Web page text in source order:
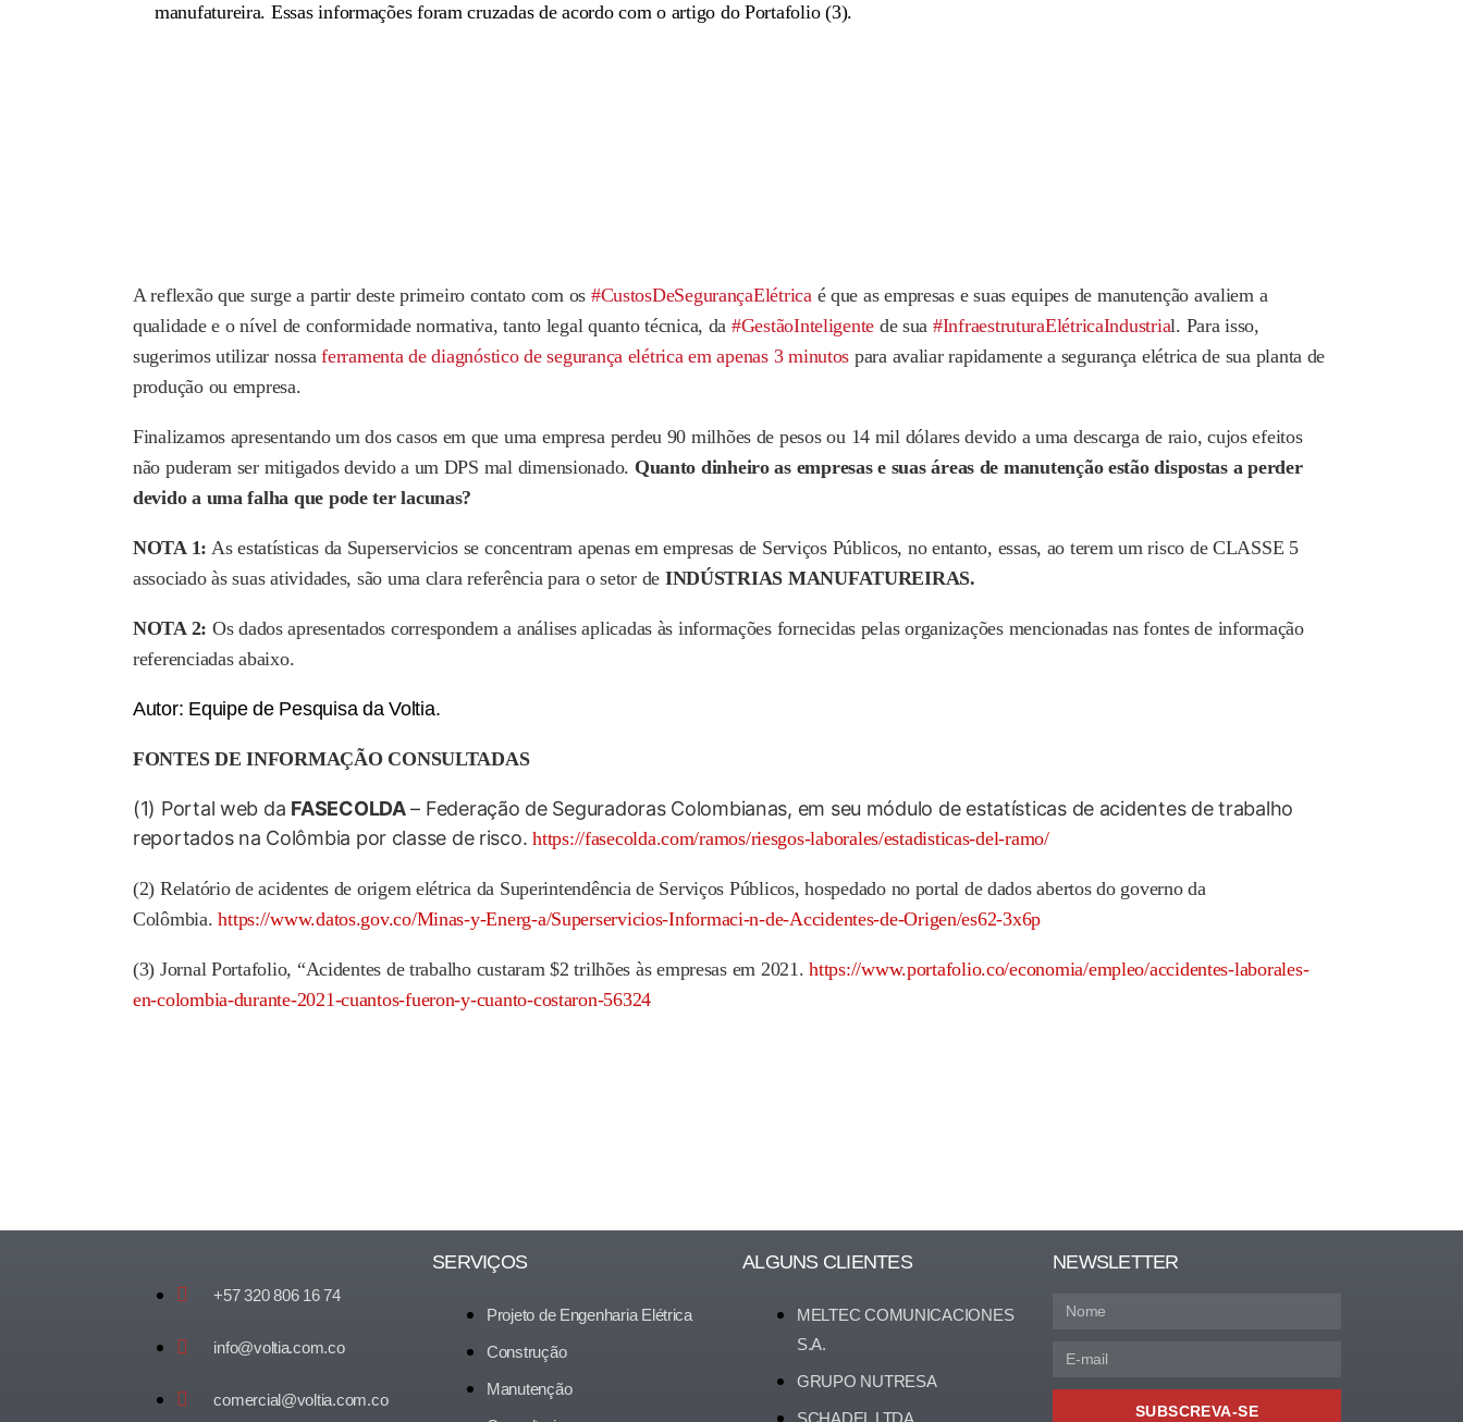
manufatureira. Essas informações foram cruzadas de acordo com o artigo do Portafolio (3).
A reflexão que surge a partir deste primeiro contato com os #CustosDeSegurançaElétricaé que as empresas e suas equipes de manutenção avaliem a
qualidade e o nível de conformidade normativa, tanto legal quanto técnica, da #GestãoInteligente de sua #InfraestruturaElétricaIndustrial. Para isso,
sugerimos utilizar nossaferramenta de diagnóstico de segurança elétrica em apenas 3 minutos para avaliar rapidamente a segurança elétricade sua planta de
produção ou empresa.
Finalizamos apresentando um dos casos em que uma empresa perdeu 90 milhões de pesos ou 14 mil dólares devido a uma descarga de raio, cujos efeitos
não puderam ser mitigados devido a um DPS mal dimensionado. Quanto dinheiro as empresas e suas áreas de manutenção estão dispostas a perder
devido a uma falha que pode ter lacunas?
NOTA 1: As estatísticas da Superservicios se concentram apenas em empresas de Serviços Públicos, no entanto, essas, ao terem um risco de CLASSE 5
associado às suas atividades, são uma clara referência para o setor de INDÚSTRIAS MANUFATUREIRAS.
NOTA 2: Os dados apresentados correspondem a análises aplicadas às informações fornecidas pelas organizações mencionadas nas fontes de informação
referenciadas abaixo.
Autor: Equipe de Pesquisa da Voltia.
FONTES DE INFORMAÇÃO CONSULTADAS
(1) Portal web da FASECOLDA– Federação de Seguradoras Colombianas, em seu módulo de estatísticas de acidentes de trabalho
reportados na Colômbia por classe de risco. https://fasecolda.com/ramos/riesgos-laborales/estadisticas-del-ramo/
(2) Relatório de acidentes de origem elétrica da Superintendência de Serviços Públicos, hospedado no portal de dados abertos do governo da
Colômbia. https://www.datos.gov.co/Minas-y-Energ-a/Superservicios-Informaci-n-de-Accidentes-de-Origen/es62-3x6p
(3) Jornal Portafolio, “Acidentes de trabalho custaram $2 trilhões às empresas em 2021.https://www.portafolio.co/economia/empleo/accidentes-laborales-
en-colombia-durante-2021-cuantos-fueron-y-cuanto-costaron-56324
+57 320 806 16 74
info@voltia.com.co
comercial@voltia.com.co
SERVIÇOS
Projeto de Engenharia Elétrica
Construção
Manutenção
ALGUNS CLIENTES
MELTEC COMUNICACIONES
S.A.
GRUPO NUTRESA
SCHADEL LTDA
NEWSLETTER
SUBSCREVA-SE